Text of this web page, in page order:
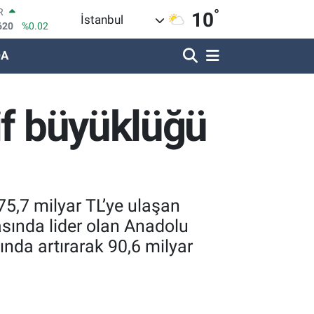
%0.02
%0.19
%0
İstanbul 10°
büyüklüğü
milyar TL’ye ulaşan
lider olan Anadolu
artırarak 90,6 milyar